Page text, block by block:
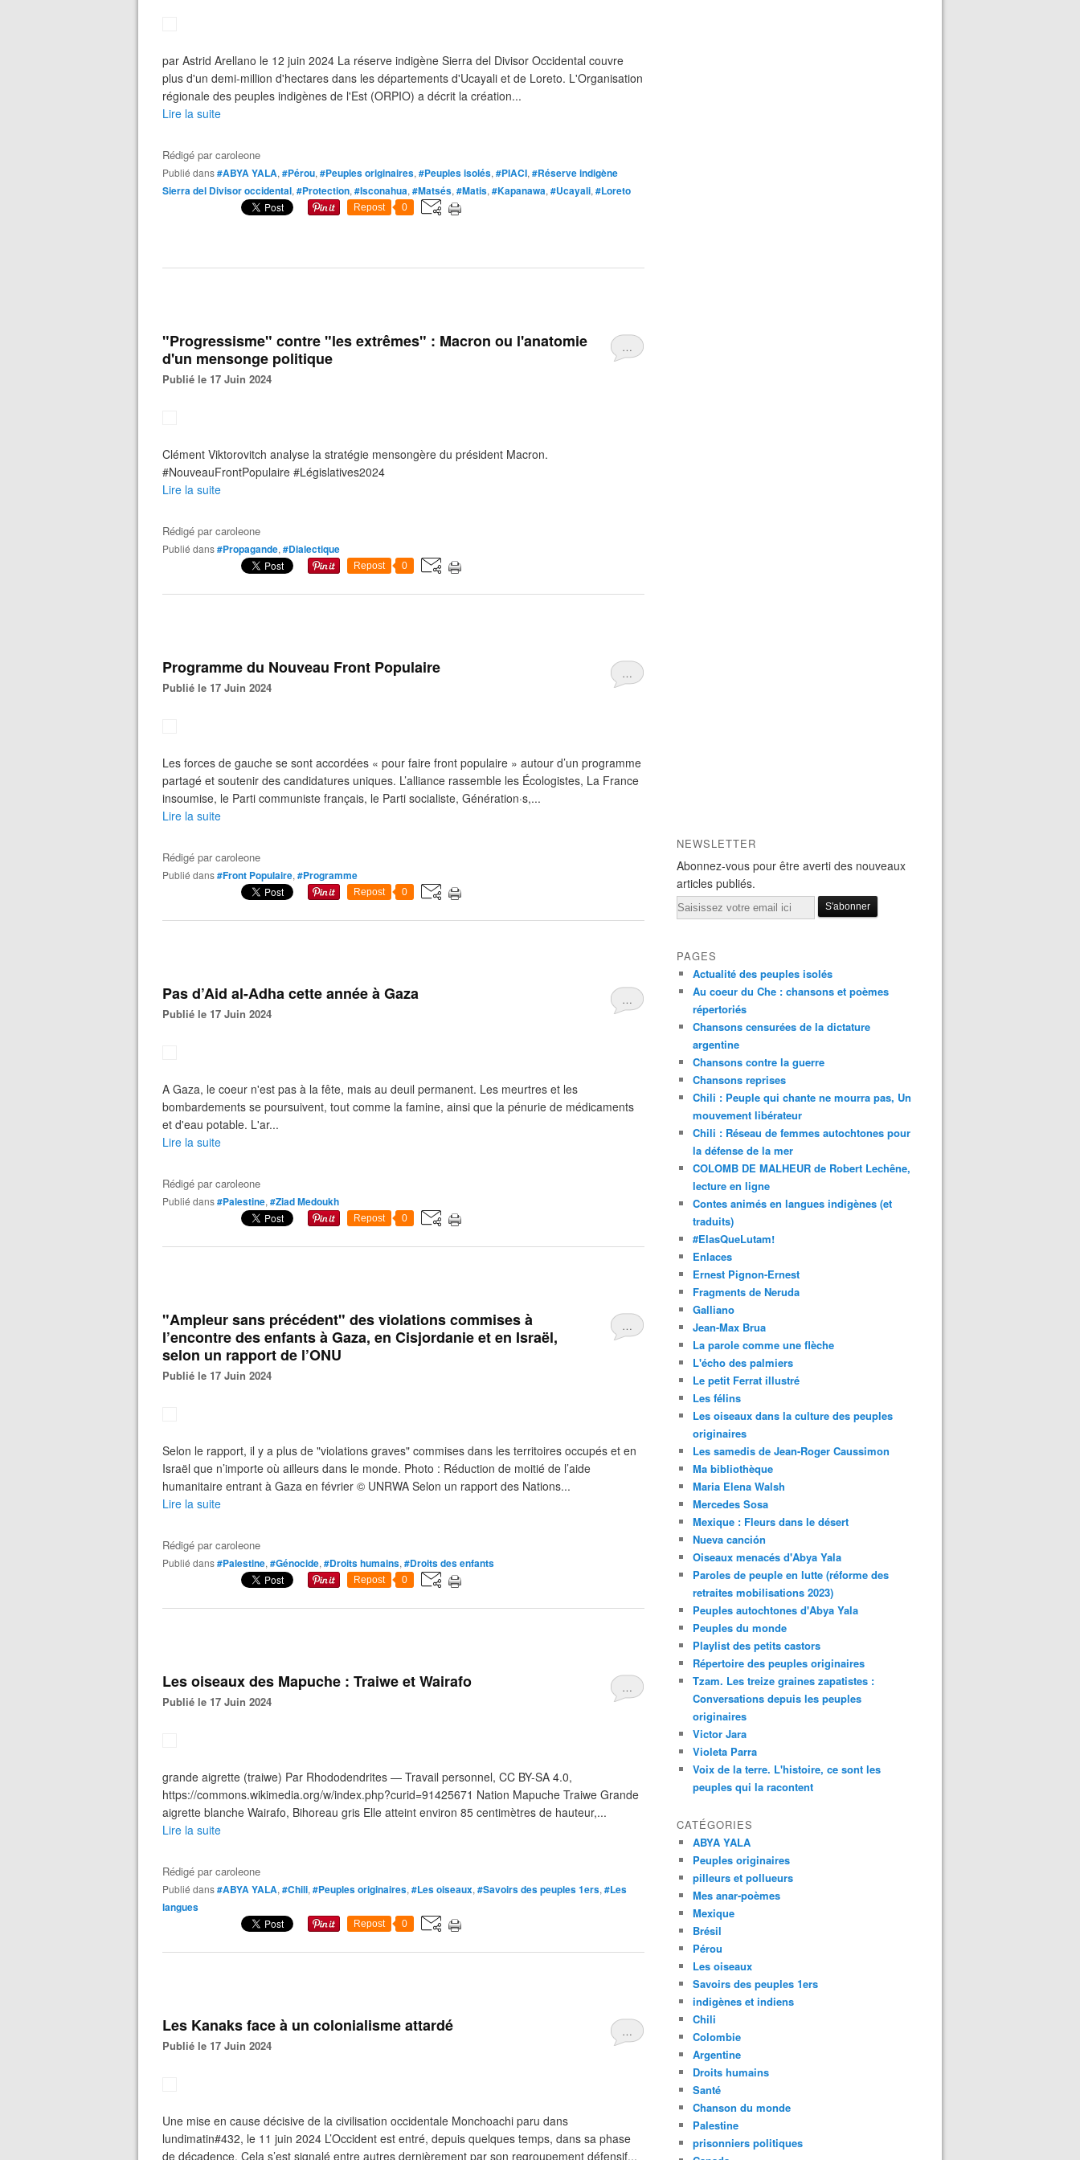
par Astrid Arellano le 12 juin 2024 La réserve indigène Sierra del Divisor Occidental couvre
plus d'un demi-million d'hectares dans les départements d'Ucayali et de Loreto. L'Organisation
régionale des peuples indigènes de l'Est (ORPIO) a décrit la création...
Lire la suite
Rédigé parcaroleone
Publié dans#ABYA YALA, #Pérou, #Peuples originaires, #Peuples isolés, #PIACI, #Réserve indigène
Sierra del Divisor occidental, #Protection, #Isconahua, #Matsés, #Matis, #Kapanawa, #Ucayali, #Loreto
Repost 0
…
"Progressisme" contre "les extrêmes" : Macron ou l'anatomie
d'un mensonge politique
Publié le 17 Juin 2024
Clément Viktorovitch analyse la stratégie mensongère du président Macron.
#NouveauFrontPopulaire #Législatives2024
Lire la suite
Rédigé parcaroleone
Publié dans#Propagande, #Dialectique
Repost 0
…
Programme du Nouveau Front Populaire
Publié le 17 Juin 2024
Les forces de gauche se sont accordées « pour faire front populaire » autour d’un programme
partagé et soutenir des candidatures uniques. L’alliance rassemble les Écologistes, La France
insoumise, le Parti communiste français, le Parti socialiste, Génération·s,...
Lire la suite
Rédigé parcaroleone
Publié dans#Front Populaire, #Programme
Repost 0
…
Pas d’Aid al-Adha cette année à Gaza
Publié le 17 Juin 2024
A Gaza, le coeur n'est pas à la fête, mais au deuil permanent. Les meurtres et les
bombardements se poursuivent, tout comme la famine, ainsi que la pénurie de médicaments
et d'eau potable. L'ar...
Lire la suite
Rédigé parcaroleone
Publié dans#Palestine, #Ziad Medoukh
Repost 0
…
"Ampleur sans précédent" des violations commises à
l’encontre des enfants à Gaza, en Cisjordanie et en Israël,
selon un rapport de l’ONU
Publié le 17 Juin 2024
Selon le rapport, il y a plus de "violations graves" commises dans les territoires occupés et en
Israël que n’importe où ailleurs dans le monde. Photo : Réduction de moitié de l’aide
humanitaire entrant à Gaza en février © UNRWA Selon un rapport des Nations...
Lire la suite
Rédigé parcaroleone
Publié dans#Palestine, #Génocide, #Droits humains, #Droits des enfants
Repost 0
…
Les oiseaux des Mapuche : Traiwe et Wairafo
Publié le 17 Juin 2024
grande aigrette (traiwe) Par Rhododendrites — Travail personnel, CC BY-SA 4.0,
https://commons.wikimedia.org/w/index.php?curid=91425671 Nation Mapuche Traiwe Grande
aigrette blanche Wairafo, Bihoreau gris Elle atteint environ 85 centimètres de hauteur,...
Lire la suite
Rédigé parcaroleone
Publié dans#ABYA YALA, #Chili, #Peuples originaires, #Les oiseaux, #Savoirs des peuples 1ers, #Les
langues
Repost 0
…
Les Kanaks face à un colonialisme attardé
Publié le 17 Juin 2024
Une mise en cause décisive de la civilisation occidentale Monchoachi paru dans
lundimatin#432, le 11 juin 2024 L’Occident est entré, depuis quelques temps, dans sa phase
de décadence. Cela s’est signalé entre autres dernièrement par son regroupement défensif...
NEWSLETTER
Abonnez-vous pour être averti des nouveaux
articles publiés.
Email
PAGES
Actualité des peuples isolés
Au coeur du Che : chansons et poèmes
répertoriés
Chansons censurées de la dictature
argentine
Chansons contre la guerre
Chansons reprises
Chili : Peuple qui chante ne mourra pas, Un
mouvement libérateur
Chili : Réseau de femmes autochtones pour
la défense de la mer
COLOMB DE MALHEUR de Robert Lechêne,
lecture en ligne
Contes animés en langues indigènes (et
traduits)
#ElasQueLutam!
Enlaces
Ernest Pignon-Ernest
Fragments de Neruda
Galliano
Jean-Max Brua
La parole comme une flèche
L'écho des palmiers
Le petit Ferrat illustré
Les félins
Les oiseaux dans la culture des peuples
originaires
Les samedis de Jean-Roger Caussimon
Ma bibliothèque
Maria Elena Walsh
Mercedes Sosa
Mexique : Fleurs dans le désert
Nueva canción
Oiseaux menacés d'Abya Yala
Paroles de peuple en lutte (réforme des
retraites mobilisations 2023)
Peuples autochtones d'Abya Yala
Peuples du monde
Playlist des petits castors
Répertoire des peuples originaires
Tzam. Les treize graines zapatistes :
Conversations depuis les peuples
originaires
Victor Jara
Violeta Parra
Voix de la terre. L'histoire, ce sont les
peuples qui la racontent
CATÉGORIES
ABYA YALA
Peuples originaires
pilleurs et pollueurs
Mes anar-poèmes
Mexique
Brésil
Pérou
Les oiseaux
Savoirs des peuples 1ers
indigènes et indiens
Chili
Colombie
Argentine
Droits humains
Santé
Chanson du monde
Palestine
prisonniers politiques